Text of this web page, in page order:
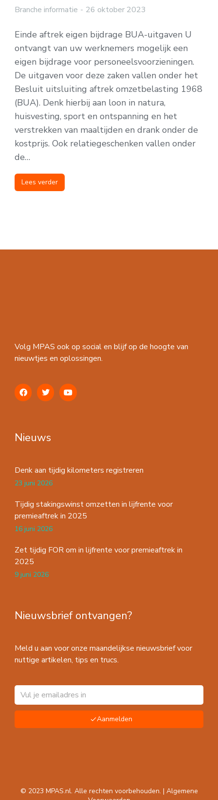
Branche informatie 26 oktober 2023
Einde aftrek eigen bijdrage BUA-uitgaven U
ontvangt van uw werknemers mogelijk een
eigen bijdrage voor personeelsvoorzieningen.
De uitgaven voor deze zaken vallen onder het
Besluit uitsluiting aftrek omzetbelasting 1968
(BUA). Denk hierbij aan loon in natura,
huisvesting, sport en ontspanning en het
verstrekken van maaltijden en drank onder de
kostprijs. Ook relatiegeschenken vallen onder
de…
Lees verder
Volg MPAS ook op social en blijf op de hoogte van
nieuwtjes en oplossingen.
Nieuws
Denk aan tijdig kilometers registreren
23 juni 2026
Tijdig stakingswinst omzetten in lijfrente voor
premieaftrek in 2025
16 juni 2026
Zet tijdig FOR om in lijfrente voor premieaftrek in
2025
9 juni 2026
Nieuwsbrief ontvangen?
Meld u aan voor onze maandelijkse nieuwsbrief voor
nuttige artikelen, tips en trucs.
Aanmelden
© 2023 MPAS.nl. Alle rechten voorbehouden. | Algemene